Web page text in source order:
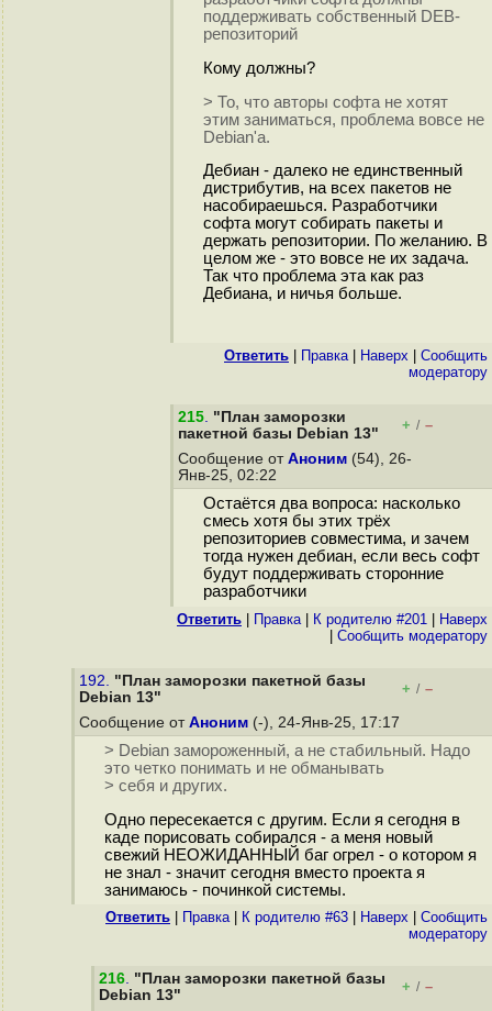
поддерживать собственный DEB-
репозиторий
Кому должны?
> То, что авторы софта не хотят
этим заниматься, проблема вовсе не
Debian'а.
Дебиан - далеко не единственный
дистрибутив, на всех пакетов не
насобираешься. Разработчики
софта могут собирать пакеты и
держать репозитории. По желанию. В
целом же - это вовсе не их задача.
Так что проблема эта как раз
Дебиана, и ничья больше.
Ответить Правка| Наверх
Cообщить
модератору
215. "План заморозки
пакетной базы Debian 13"
+ / –
Сообщение от Аноним (54), 26-
Янв-25, 02:22
Остаётся два вопроса: насколько
смесь хотя бы этих трёх
репозиториев совместима, и зачем
тогда нужен дебиан, если весь софт
будут поддерживать сторонние
разработчики
Ответить Правка| К родителю #201
Наверх
Cообщить модератору
192. "План заморозки пакетной базы
Debian 13"
+ / –
Сообщение от Аноним (-), 24-Янв-25, 17:17
> Debian замороженный, а не стабильный. Надо
это четко понимать и не обманывать
> себя и других.
Одно пересекается с другим. Если я сегодня в
каде порисовать собирался - а меня новый
свежий НЕОЖИДАННЫЙ баг огрел - о котором я
не знал - значит сегодня вместо проекта я
занимаюсь - починкой системы.
Ответить Правка| К родителю #63 Наверх
Cообщить
модератору
216. "План заморозки пакетной базы
Debian 13"
+ / –